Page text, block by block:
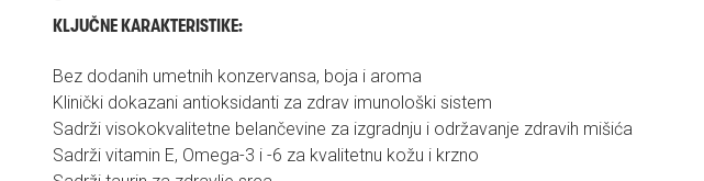
KLJUČNE KARAKTERISTIKE:
Bez dodanih umetnih konzervansa, boja i aroma
Klinički dokazani antioksidanti za zdrav imunološki sistem
Sadrži visokokvalitetne belančevine za izgradnju i održavanje zdravih mišića
Sadrži vitamin E, Omega-3 i -6 za kvalitetnu kožu i krzno